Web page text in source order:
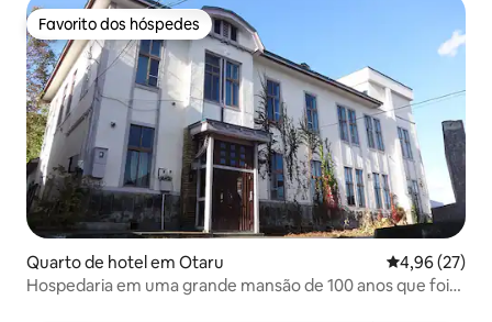
Favorito dos hóspedes
Favorito dos hóspedes
Quarto de hotel em Otaru Classificação
4,96 (27)
Hospedaria em uma grande mansão de 100 anos que foi